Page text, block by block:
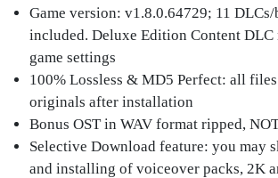
Game version: v1.8.0.64729; 11 DLCs/
included. Deluxe Edition Content DLC
game settings
100% Lossless & MD5 Perfect: all
originals after installation
Bonus OST in WAV format ripped,
Selective Download feature: you may
and installing of voiceover packs, 2K